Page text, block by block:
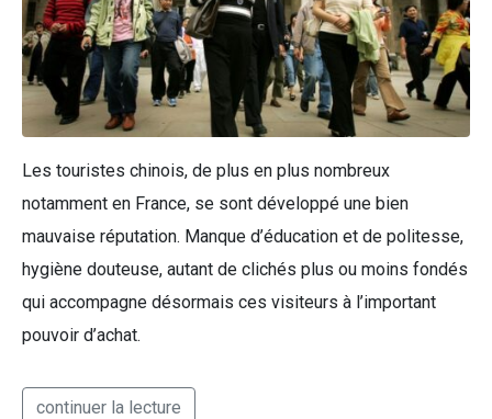
Les touristes chinois, de plus en plus nombreux
notamment en France, se sont développé une bien
mauvaise réputation. Manque d’éducation et de politesse,
hygiène douteuse, autant de clichés plus ou moins fondés
qui accompagne désormais ces visiteurs à l’important
pouvoir d’achat.
continuer la lecture